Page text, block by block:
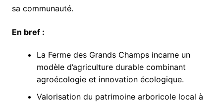
sa communauté.
En bref :
La Ferme des Grands Champs incarne un
modèle d’agriculture durable combinant
agroécologie et innovation écologique.
Valorisation du patrimoine arboricole local à